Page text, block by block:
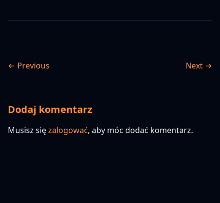
← Previous Next →
Dodaj komentarz
Musisz sięzalogować, aby móc dodać komentarz.